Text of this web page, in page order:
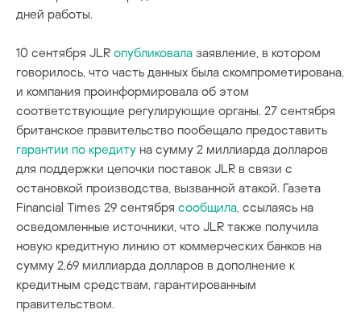
дней работы.
10 сентября JLR опубликовала заявление, в котором
говорилось, что часть данных была скомпрометирована,
и компания проинформировала об этом
соответствующие регулирующие органы. 27 сентября
британское правительство пообещало предоставить
гарантии по кредиту на сумму 2 миллиарда долларов
для поддержки цепочки поставок JLR в связи с
остановкой производства, вызванной атакой. Газета
Financial Times 29 сентября сообщила, ссылаясь на
осведомленные источники, что JLR также получила
новую кредитную линию от коммерческих банков на
сумму 2,69 миллиарда долларов в дополнение к
кредитным средствам, гарантированным
правительством.